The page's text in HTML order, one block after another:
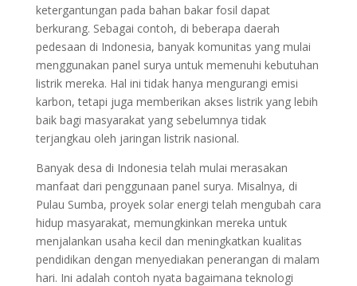
ketergantungan pada bahan bakar fosil dapat
berkurang. Sebagai contoh, di beberapa daerah
pedesaan di Indonesia, banyak komunitas yang mulai
menggunakan panel surya untuk memenuhi kebutuhan
listrik mereka. Hal ini tidak hanya mengurangi emisi
karbon, tetapi juga memberikan akses listrik yang lebih
baik bagi masyarakat yang sebelumnya tidak
terjangkau oleh jaringan listrik nasional.
Banyak desa di Indonesia telah mulai merasakan
manfaat dari penggunaan panel surya. Misalnya, di
Pulau Sumba, proyek solar energi telah mengubah cara
hidup masyarakat, memungkinkan mereka untuk
menjalankan usaha kecil dan meningkatkan kualitas
pendidikan dengan menyediakan penerangan di malam
hari. Ini adalah contoh nyata bagaimana teknologi